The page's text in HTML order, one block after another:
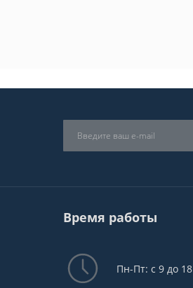
Время работы
Пн-Пт: с 9 до 18